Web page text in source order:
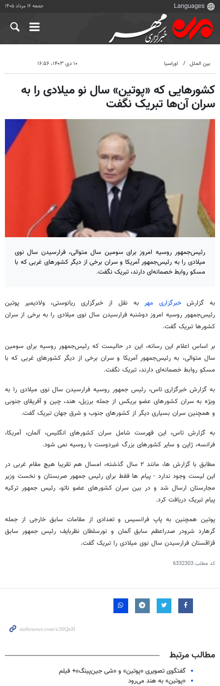
جمعه ۱۶ مرداد ۱۴۰۵
بین الملل اوراسیا ۱۰ دی ۱۴۰۳، ۱۶:۵۶
کشورهایی که «پوتین» سال نو میلادی را به
سران آن‌ها تبریک نگفت
رئیس‌جمهور روسیه امروز برای سومین سال متوالی، فرارسیدن سال نوی
میلادی را به رئیس‌جمهور آمریکا و سران برخی از دیگر کشورهای غربی که با
مسکو روابط خصمانه‌ای دارند، تبریک نگفت.
به گزارشخبرگزاری مهربه نقل از خبرگزاری ریانوستی، ولادیمیر پوتین
رئیس‌جمهور روسیه امروز دوشنبه فرارسیدن سال نوی میلادی را به برخی از سران
کشورها تبریک گفت.
بر اساس اعلام این رسانه، این در حالیست که رئیس‌جمهور روسیه برای سومین
سال متوالی، به رئیس‌جمهور آمریکا و سران برخی از دیگر کشورهای غربی که با
مسکو روابط خصمانه‌ای دارند، تبریک نگفت.
به گزارش خبرگزاری تاس، رئیس جمهور روسیه فرارسیدن سال نوی میلادی را به
ویژه به سران کشورهای عضو بریکس از جمله برزیل، هند، چین و آفریقای جنوبی
و همچنین سران بسیاری دیگر از کشورهای جنوب و شرق جهان تبریک گفت.
به گزارش تاس، این فهرست شامل سران کشورهای انگلیس، آلمان، آمریکا،
فرانسه، ژاپن و سایر کشورهای بزرگ غیردوست با روسیه نمی شود.
مطابق با گزارش ها، مانند ۲ سال گذشته، امسال هم تقریبا هیچ مقام غربی در
این لیست وجود ندارد - پیام ها فقط برای رئیس جمهور صربستان و نخست وزیر
مجارستان ارسال شد و در بین سران کشورهای عضو ناتو، رئیس جمهور ترکیه
پیام تبریک دریافت کرد.
پوتین همچنین به پاپ فرانسیس و تعدادی از مقامات سابق خارجی از جمله
گرهارد شرودر صدراعظم سابق آلمان و نورسلطان نظربایف رئیس جمهور سابق
قزاقستان فرارسیدن سال نوی میلادی را تبریک گفت.
کد مطلب6332303
مطالب مرتبط
گفتگوی تصویری «پوتین» و «شی جین‌پینگ»+ فیلم
«پوتین» به هند می‌رود